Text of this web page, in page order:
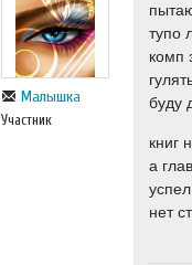
Малышка
Участник
тупо
комп
буду
книг
а
нет